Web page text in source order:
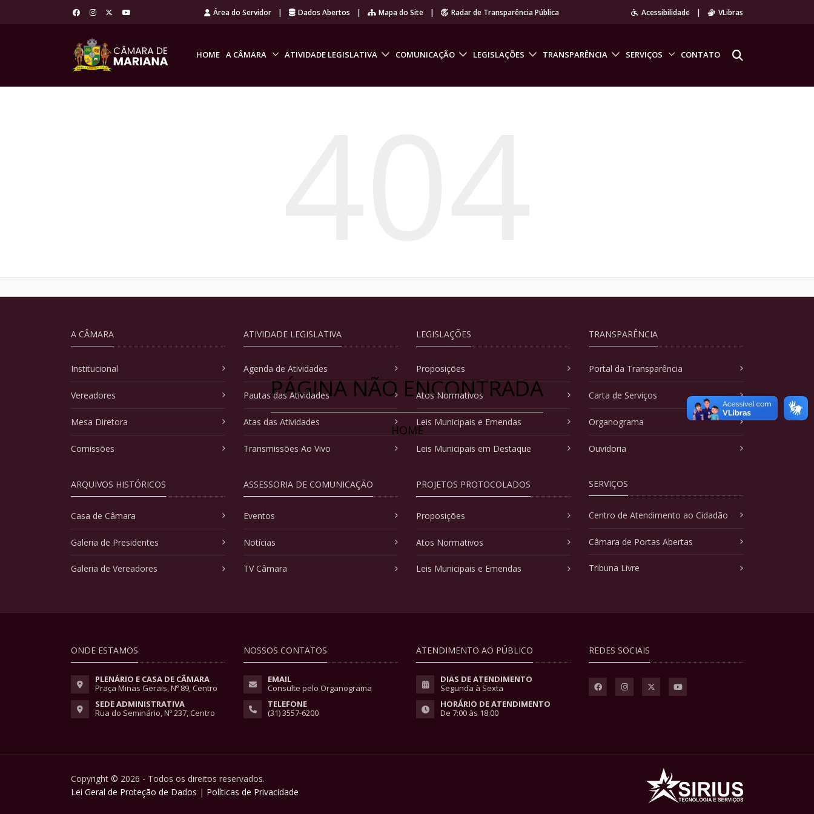
Área do Servidor | Dados Abertos | Mapa do Site | Radar de Transparência Pública Acessibilidade | VLibras
HOME A CÂMARA ATIVIDADE LEGISLATIVA COMUNICAÇÃO LEGISLAÇÕES TRANSPARÊNCIA SERVIÇOS CONTATO
PÁGINA NÃO ENCONTRADA
HOME
A CÂMARA
Institucional
Vereadores
Mesa Diretora
Comissões
ARQUIVOS HISTÓRICOS
Casa de Câmara
Galeria de Presidentes
Galeria de Vereadores
ATIVIDADE LEGISLATIVA
Agenda de Atividades
Pautas das Atividades
Atas das Atividades
Transmissões Ao Vivo
ASSESSORIA DE COMUNICAÇÃO
Eventos
Notícias
TV Câmara
LEGISLAÇÕES
Proposições
Atos Normativos
Leis Municipais e Emendas
Leis Municipais em Destaque
PROJETOS PROTOCOLADOS
Proposições
Atos Normativos
Leis Municipais e Emendas
TRANSPARÊNCIA
Portal da Transparência
Carta de Serviços
Organograma
Ouvidoria
SERVIÇOS
Centro de Atendimento ao Cidadão
Câmara de Portas Abertas
Tribuna Livre
ONDE ESTAMOS
PLENÁRIO E CASA DE CÂMARA
Praça Minas Gerais, Nº 89, Centro
SEDE ADMINISTRATIVA
Rua do Seminário, Nº 237, Centro
NOSSOS CONTATOS
EMAIL
Consulte pelo Organograma
TELEFONE
(31) 3557-6200
ATENDIMENTO AO PÚBLICO
DIAS DE ATENDIMENTO
Segunda à Sexta
HORÁRIO DE ATENDIMENTO
De 7:00 às 18:00
REDES SOCIAIS
Copyright © 2026 - Todos os direitos reservados.
Lei Geral de Proteção de Dados | Políticas de Privacidade